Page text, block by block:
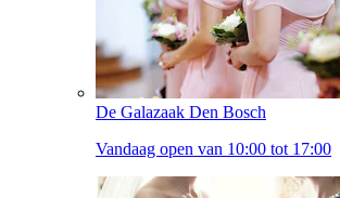
De Galazaak Den Bosch
Vandaag open van 10:00 tot 17:00